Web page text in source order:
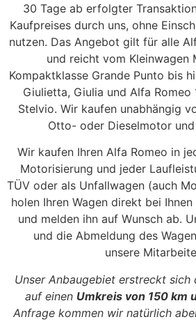
30 Tage ab erfolgter
Kaufpreises durch uns, ohne
nutzen. Das Angebot gilt für alle
und reicht vom Kleinwagen
Kompaktklasse Grande Punto bis
Giulietta, Giulia und Alfa Romeo
Stelvio. Wir kaufen unabhängig
Otto- oder Dieselmotor
Wir kaufen Ihren Alfa Romeo in
Motorisierung und jeder
TÜV oder als Unfallwagen (auch
holen Ihren Wagen direkt bei
und melden ihn auf Wunsch ab.
und die Abmeldung des
unsere
Unser Anbaugebiet erstreckt sich
auf einen Umkreis von 150 km
Anfrage kommen wir natürlich